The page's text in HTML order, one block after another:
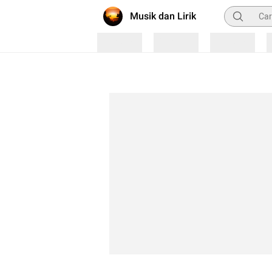
Musik dan Lirik Pencarian